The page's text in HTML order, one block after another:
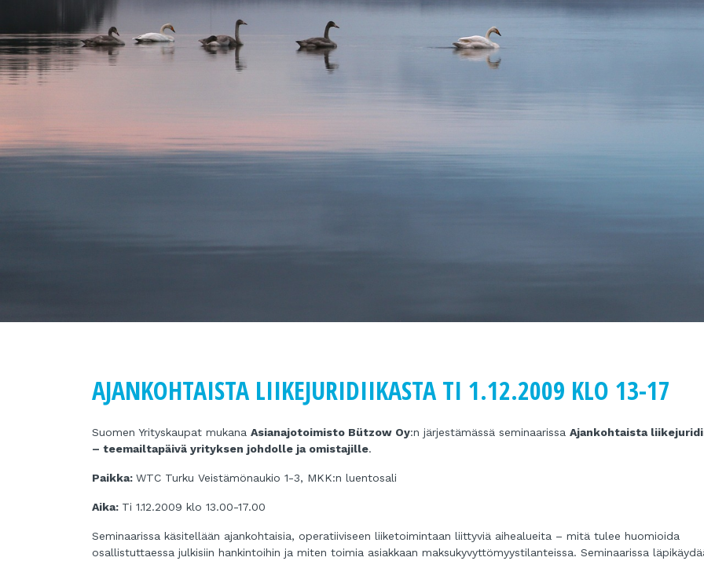
AJANKOHTAISTA LIIKEJURIDIIKASTA TI 1.12.2009 KLO 13-17
Suomen Yrityskaupat mukana Asianajotoimisto Bützow Oy:n järjestämässä seminaarissa Ajankohtaista
– teemailtapäivä yrityksen johdolle ja omistajille.
Paikka: WTC Turku Veistämönaukio 1-3, MKK:n luentosali
Aika: Ti 1.12.2009 klo 13.00-17.00
Seminaarissa käsitellään ajankohtaisia, operatiiviseen liiketoimintaan liittyviä aihealueita – mitä tulee huomioida
osallistuttaessa julkisiin hankintoihin ja miten toimia asiakkaan maksukyvyttömyystilanteissa. Seminaarissa